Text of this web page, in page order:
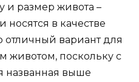
и размер живота –
в качестве
отличный вариант для
поскольку с
названная выше